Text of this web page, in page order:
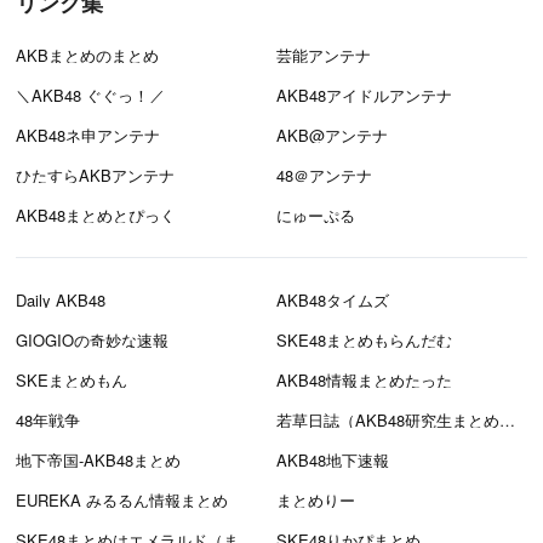
AKBまとめのまとめ
芸能アンテナ
＼AKB48 ぐぐっ！／
AKB48アイドルアンテナ
AKB48ネ申アンテナ
AKB@アンテナ
ひたすらAKBアンテナ
48＠アンテナ
AKB48まとめとぴっく
にゅーぷる
Daily AKB48
AKB48タイムズ
GIOGIOの奇妙な速報
SKE48まとめもらんだむ
SKEまとめもん
AKB48情報まとめたった
48年戦争
若草日誌（AKB48研究生まとめブログ）
地下帝国-AKB48まとめ
AKB48地下速報
EUREKA みるるん情報まとめ
まとめりー